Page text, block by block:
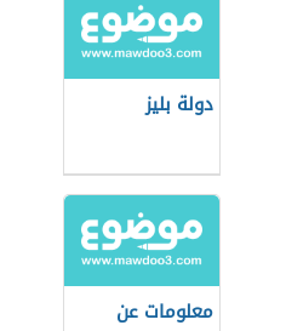
دولة بليز
معلومات عن